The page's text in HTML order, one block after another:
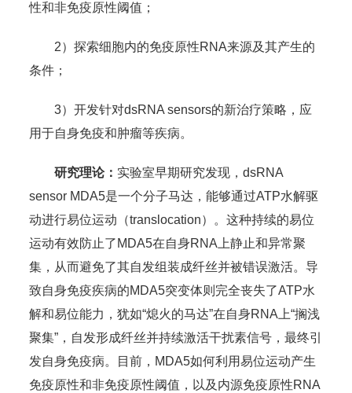
性和非免疫原性阈值；
2）探索细胞内的免疫原性RNA来源及其产生的
条件；
3）开发针对dsRNA sensors的新治疗策略，应
用于自身免疫和肿瘤等疾病。
研究理论： 实验室早期研究发现，dsRNA
sensor MDA5是一个分子马达，能够通过ATP水解驱
动进行易位运动（translocation）。这种持续的易位
运动有效防止了MDA5在自身RNA上静止和异常聚
集，从而避免了其自发组装成纤丝并被错误激活。导
致自身免疫疾病的MDA5突变体则完全丧失了ATP水
解和易位能力，犹如“熄火的马达”在自身RNA上“搁浅
聚集”，自发形成纤丝并持续激活干扰素信号，最终引
发自身免疫病。目前，MDA5如何利用易位运动产生
免疫原性和非免疫原性阈值，以及内源免疫原性RNA